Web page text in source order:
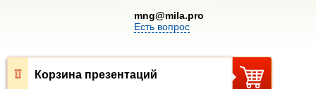
mng@mila.pro
Есть вопрос
Корзина презентаций